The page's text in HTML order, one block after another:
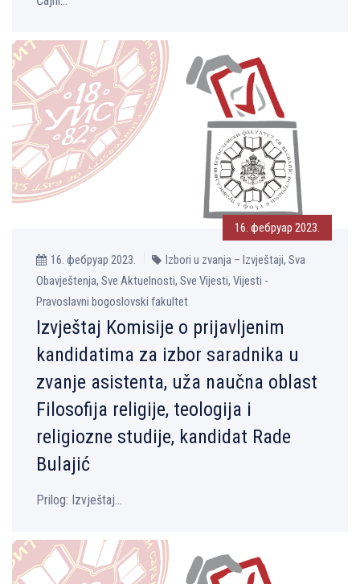
16. фебруар 2023.
16. фебруар 2023.
Izbori u zvanja – Izvještaji, Sva
Obavještenja, Sve Aktuelnosti, Sve Vijesti, Vijesti -
Pravoslavni bogoslovski fakultet
Izvještaj Komisije o prijavljenim
kandidatima za izbor saradnika u
zvanje asistenta, uža naučna oblast
Filosofija religije, teologija i
religiozne studije, kandidat Rade
Bulajić
Prilog: Izvještaj...